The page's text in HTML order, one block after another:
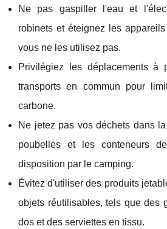
Ne pas gaspiller l'eau et
robinets et éteignez les
vous ne les utilisez pas.
Privilégiez les déplacements
transports en commun pour
carbone.
Ne jetez pas vos déchets dans
poubelles et les conteneurs
disposition par le camping.
Évitez d'utiliser des produits
objets réutilisables, tels que des
dos et des serviettes en tissu.